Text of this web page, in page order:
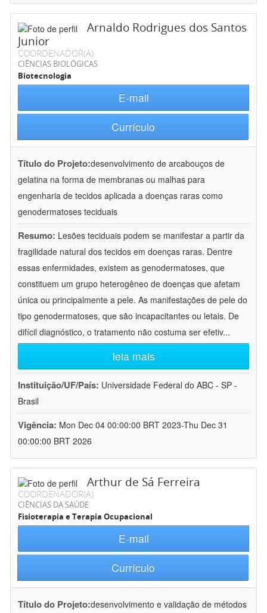
Arnaldo Rodrigues dos Santos
Junior
COORDENADOR(A)
CIÊNCIAS BIOLÓGICAS
Biotecnologia
E-mail
Currículo
Título do Projeto:desenvolvimento de arcabouços de
gelatina na forma de membranas ou malhas para
engenharia de tecidos aplicada a doenças raras como
genodermatoses teciduais
Resumo: Lesões teciduais podem se manifestar a partir da
fragilidade natural dos tecidos em doenças raras. Dentre
essas enfermidades, existem as genodermatoses, que
constituem um grupo heterogêneo de doenças que afetam
única ou principalmente a pele. As manifestações de pele do
tipo genodermatoses, que são incapacitantes ou letais. De
difícil diagnóstico, o tratamento não costuma ser efetiv...
leia mais
Instituição/UF/País: Universidade Federal do ABC - SP -
Brasil
Vigência: Mon Dec 04 00:00:00 BRT 2023-Thu Dec 31
00:00:00 BRT 2026
Arthur de Sá Ferreira
COORDENADOR(A)
CIÊNCIAS DA SAÚDE
Fisioterapia e Terapia Ocupacional
E-mail
Currículo
Título do Projeto:desenvolvimento e validação de métodos